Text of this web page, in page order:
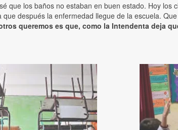
que los baños no estaban en buen estado. Hoy
después la enfermedad llegue de la escuela.
queremos es que, como la Intendenta deja